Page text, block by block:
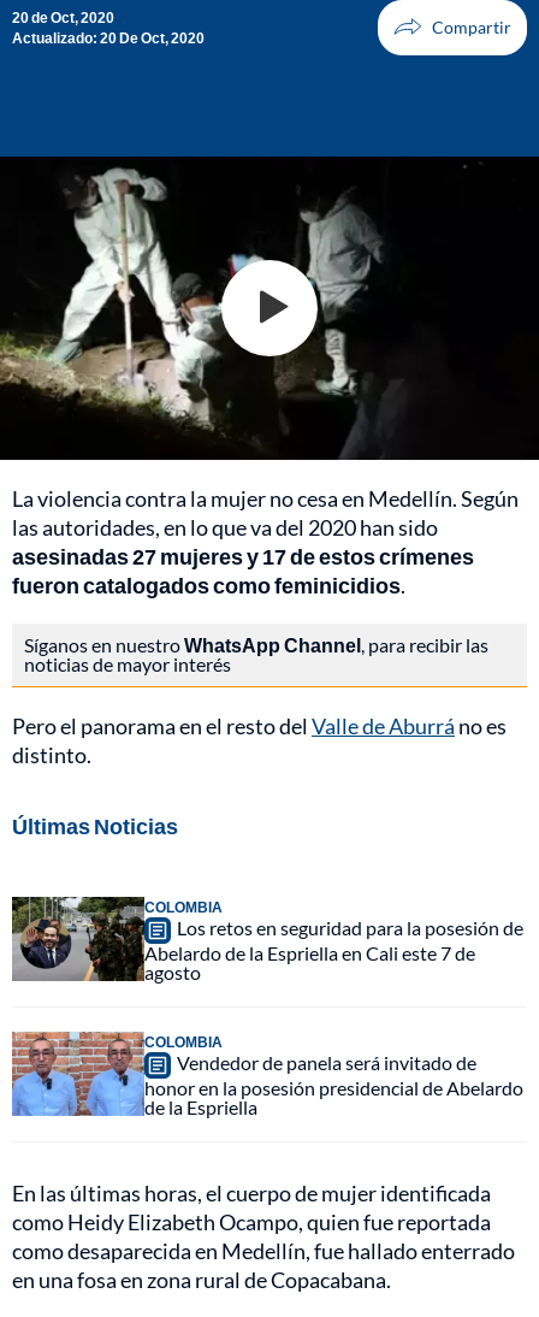
20 de Oct, 2020
Actualizado: 20 De Oct, 2020
La violencia contra la mujer no cesa en Medellín. Según
las autoridades, en lo que va del 2020 han sido
asesinadas 27 mujeres y 17 de estos crímenes
fueron catalogados como feminicidios.
Síganos en nuestroWhatsApp Channel , para recibir las
noticias de mayor interés
Pero el panorama en el resto delValle de Aburrá no es
distinto.
Últimas Noticias
COLOMBIA
Los retos en seguridad para la posesión de
Abelardo de la Espriella en Cali este 7 de
agosto
COLOMBIA
Vendedor de panela será invitado de
honor en la posesión presidencial de Abelardo
de la Espriella
En las últimas horas, el cuerpo de mujer identificada
como Heidy Elizabeth Ocampo, quien fue reportada
como desaparecida en Medellín, fue hallado enterrado
en una fosa en zona rural de Copacabana.